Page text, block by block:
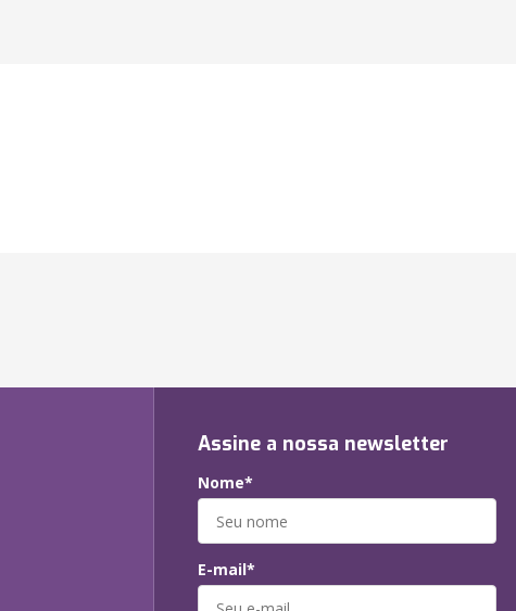
Assine a nossa newsletter
Nome*
E-mail*